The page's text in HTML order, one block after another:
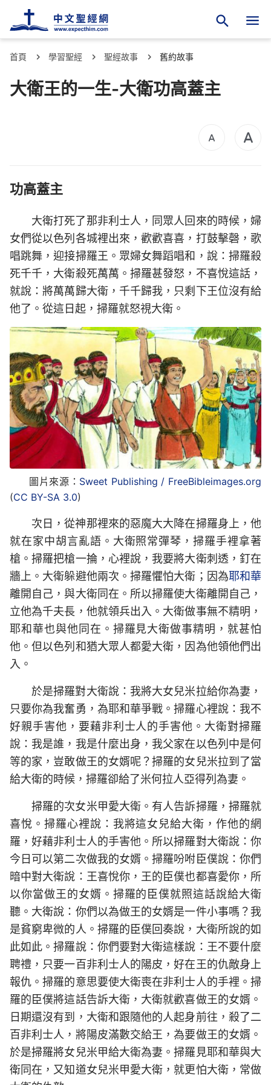
首頁 學習聖經 聖經故事 舊約故事
大衛王的一生-大衛功高蓋主
功高蓋主
大衛打死了那非利士人，同眾人回來的時候，婦
女們從以色列各城裡出來，歡歡喜喜，打鼓擊磬，歌
唱跳舞，迎接掃羅王。眾婦女舞蹈唱和，說：掃羅殺
死千千，大衛殺死萬萬。掃羅甚發怒，不喜悅這話，
就說：將萬萬歸大衛，千千歸我，只剩下王位沒有給
他了。從這日起，掃羅就怒視大衛。
圖片來源： Sweet Publishing / FreeBibleimages.org
(CC BY-SA 3.0)
次日，從神那裡來的惡魔大大降在掃羅身上，他
就在家中胡言亂語。大衛照常彈琴，掃羅手裡拿著
槍。掃羅把槍一掄，心裡說，我要將大衛刺透，釘在
牆上。大衛躲避他兩次。掃羅懼怕大衛；因為耶和華
離開自己，與大衛同在。所以掃羅使大衛離開自己，
立他為千夫長，他就領兵出入。大衛做事無不精明，
耶和華也與他同在。掃羅見大衛做事精明，就甚怕
他。但以色列和猶大眾人都愛大衛，因為他領他們出
入。
於是掃羅對大衛說：我將大女兒米拉給你為妻，
只要你為我奮勇，為耶和華爭戰。掃羅心裡說：我不
好親手害他，要藉非利士人的手害他。大衛對掃羅
說：我是誰，我是什麼出身，我父家在以色列中是何
等的家，豈敢做王的女婿呢？掃羅的女兒米拉到了當
給大衛的時候，掃羅卻給了米何拉人亞得列為妻。
掃羅的次女米甲愛大衛。有人告訴掃羅，掃羅就
喜悅。掃羅心裡說：我將這女兒給大衛，作他的網
羅，好藉非利士人的手害他。所以掃羅對大衛說：你
今日可以第二次做我的女婿。掃羅吩咐臣僕說：你們
暗中對大衛說：王喜悅你，王的臣僕也都喜愛你，所
以你當做王的女婿。掃羅的臣僕就照這話說給大衛
聽。大衛說：你們以為做王的女婿是一件小事嗎？我
是貧窮卑微的人。掃羅的臣僕回奏說，大衛所說的如
此如此。掃羅說：你們要對大衛這樣說：王不要什麼
聘禮，只要一百非利士人的陽皮，好在王的仇敵身上
報仇。掃羅的意思要使大衛喪在非利士人的手裡。掃
羅的臣僕將這話告訴大衛，大衛就歡喜做王的女婿。
日期還沒有到，大衛和跟隨他的人起身前往，殺了二
百非利士人，將陽皮滿數交給王，為要做王的女婿。
於是掃羅將女兒米甲給大衛為妻。掃羅見耶和華與大
衛同在，又知道女兒米甲愛大衛，就更怕大衛，常做